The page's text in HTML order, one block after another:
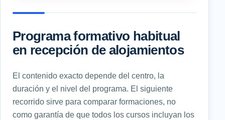
Programa formativo habitual
en recepción de alojamientos
El contenido exacto depende del centro, la
duración y el nivel del programa. El siguiente
recorrido sirve para comparar formaciones, no
como garantía de que todos los cursos incluyan los